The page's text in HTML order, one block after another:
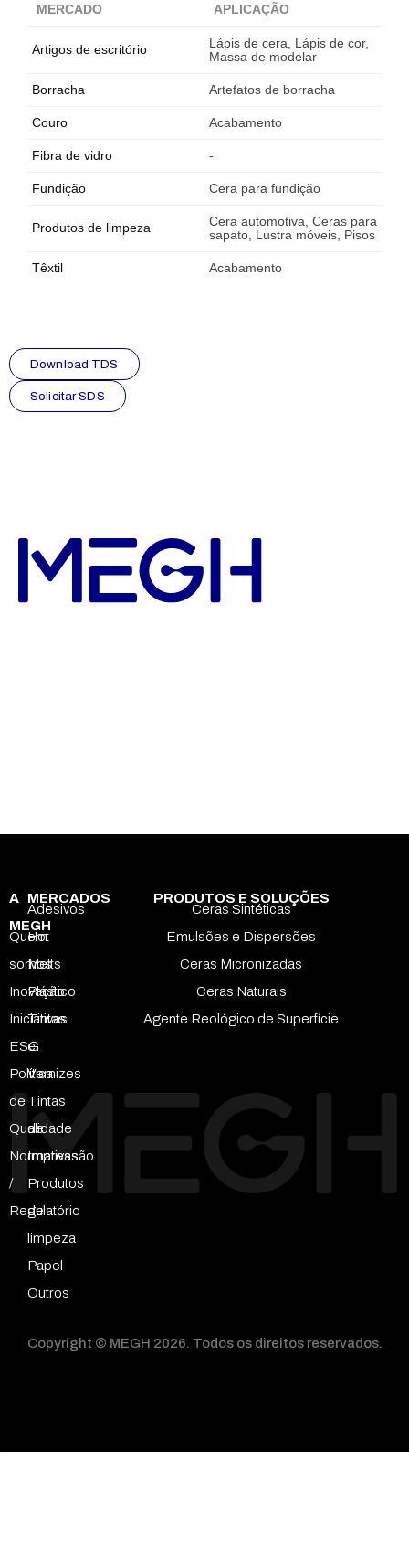
MERCADO APLICAÇÃO
Artigos de escritório
Lápis de cera, Lápis de cor,
Massa de modelar
Borracha Artefatos de borracha
Couro Acabamento
Fibra de vidro -
Fundição Cera para fundição
Produtos de limpeza
Cera automotiva, Ceras para
sapato, Lustra móveis, Pisos
Têxtil Acabamento
Download TDS
Solicitar SDS
A
MEGH
Quem
somos
Inovação
Iniciativas
ESG
Política
de
Qualidade
Normativas
/
Regulatório
MERCADOS
Adesivos
Hot
Melts
Plástico
Tintas
e
Vernizes
Tintas
de
Impressão
Produtos
de
limpeza
Papel
Outros
PRODUTOS E SOLUÇÕES
Ceras Sintéticas
Emulsões e Dispersões
Ceras Micronizadas
Ceras Naturais
Agente Reológico de Superfície
Copyright © MEGH 2026. Todos os direitos reservados.